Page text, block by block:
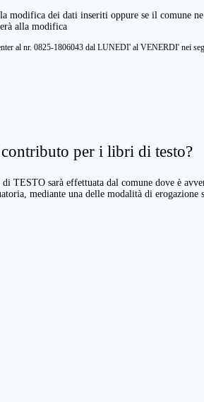
modifica dei dati inseriti oppure se il comune
alla modifica
al nr. 0825-1806043 dal LUNEDI' al VENERDI' nei
per i libri di testo?
TESTO sarà effettuata dal comune dove è
mediante una delle modalità di erogazione